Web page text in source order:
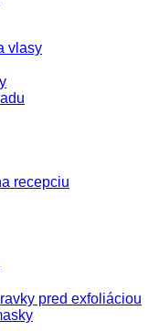
vlasy
recepciu
pred exfoliáciou